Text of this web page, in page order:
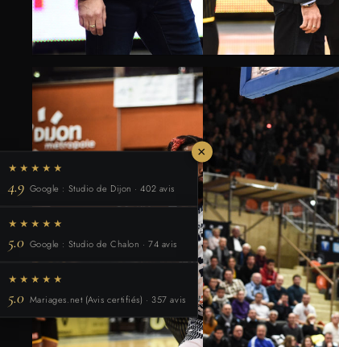
×
★★★★★
4.9 Google : Studio de Dijon · 402 avis
★★★★★
5.0 Google : Studio de Chalon · 74 avis
★★★★★
5.0 Mariages.net (Avis certifiés) · 357 avis